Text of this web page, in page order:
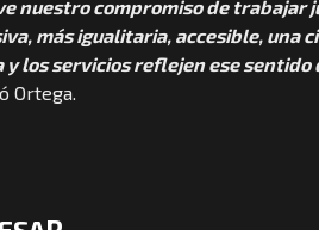
nuestro compromiso de trabajar
más igualitaria, accesible, una
los servicios reflejen ese sentido
Ortega.